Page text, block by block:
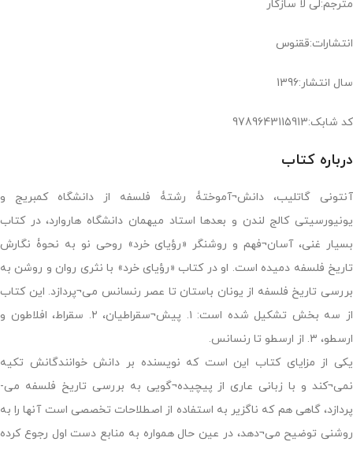
مترجم:لی لا سازگار
انتشارات:ققنوس
سال انتشار:1396
کد شابک:9789643115913
درباره کتاب
آنتونی گاتلیب، دانش¬آموختۀ رشتۀ فلسفه از دانشگاه کمبریج و
یونیورسیتی کالج لندن و بعدها استاد میهمان دانشگاه هاروارد، در کتاب
بسیار غنی، آسان¬فهم و روشنگر «رؤیای خرد» روحی نو به نحوۀ نگارش
تاریخ فلسفه دمیده است. او در کتاب «رؤیای خرد» با نثری روان و روشن به
بررسی تاریخ فلسفه از یونان باستان تا عصر رنسانس می¬پردازد. این کتاب
از سه بخش تشکیل شده است: ١. پیش¬سقراطیان، ٢. سقراط، افلاطون و
ارسطو، ٣. از ارسطو تا رنسانس.
یکی از مزایای کتاب این است که نویسنده بر دانش خوانندگانش تکیه
نمی¬کند و با زبانی عاری از پیچیده¬گویی به بررسی تاریخ فلسفه می-
پردازد، گاهی هم که ناگزیر به استفاده از اصطلاحات تخصصی است آنها را به
روشنی توضیح می¬دهد، در عین حال همواره به منابع دست اول رجوع کرده